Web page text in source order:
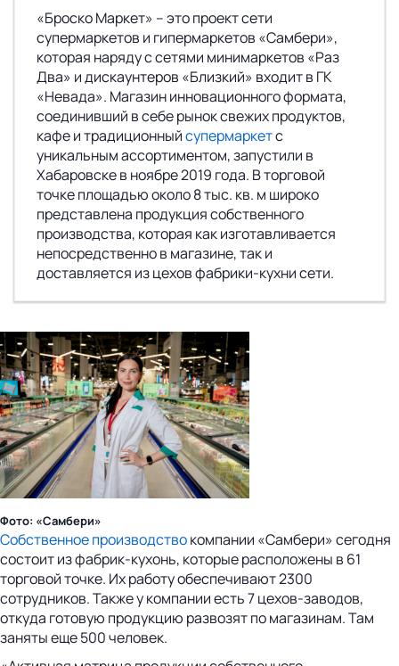
«Броско Маркет» – это проект сети
супермаркетов и гипермаркетов «Самбери»,
которая наряду с сетями минимаркетов «Раз
Два» и дискаунтеров «Близкий» входит в ГК
«Невада». Магазин инновационного формата,
соединивший в себе рынок свежих продуктов,
кафе и традиционныйсупермаркетс
уникальным ассортиментом, запустили в
Хабаровске в ноябре 2019 года. В торговой
точке площадью около 8 тыс. кв. м широко
представлена продукция собственного
производства, которая как изготавливается
непосредственно в магазине, так и
доставляется из цехов фабрики-кухни сети.
Фото: «Самбери»
Собственное производствокомпании «Самбери» сегодня
состоит из фабрик-кухонь, которые расположены в 61
торговой точке. Их работу обеспечивают 2300
сотрудников. Также у компании есть 7 цехов-заводов,
откуда готовую продукцию развозят по магазинам. Там
заняты еще 500 человек.